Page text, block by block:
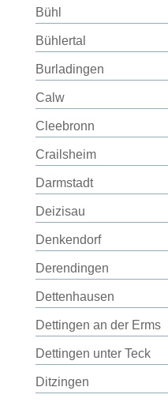
Bühl
Bühlertal
Burladingen
Calw
Cleebronn
Crailsheim
Darmstadt
Deizisau
Denkendorf
Derendingen
Dettenhausen
Dettingen an der Erms
Dettingen unter Teck
Ditzingen